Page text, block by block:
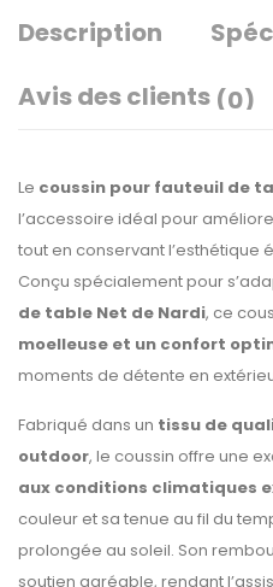
Description
Avis des clients (0)
Le coussin pour fauteuil de
l’accessoire idéal pour
tout en conservant l’esthétique
Conçu spécialement pour
de table Net de Nardi, ce
moelleuse et un confort
moments de détente en
Fabriqué dans un tissu de
outdoor, le coussin offre une
aux conditions climatiques
couleur et sa tenue au fil du
prolongée au soleil. Son
soutien agréable, rendant